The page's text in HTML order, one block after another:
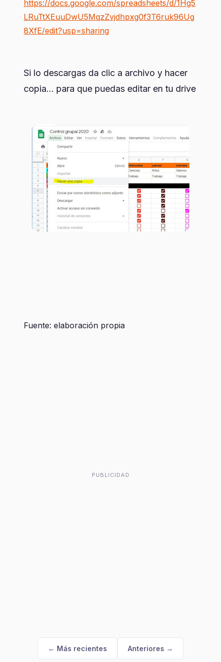
https://docs.google.com/spreadsheets/d/1Hg5
LRuTtXEuuDwU5MqzZvjdhpxg0f3T6ruk96Ug
8XfE/edit?usp=sharing
Si lo descargas da clic a archivo y hacer
copia... para que puedas editar en tu drive
Fuente: elaboración propia
PUBLICIDAD
← Más recientes Anteriores →